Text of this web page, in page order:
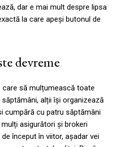
dar e mai mult despre lipsa
la care apeși butonul de
devreme
care să mulțumească toate
alții își organizează
cumpără cu patru săptămâni
asigurători și brokeri
început în viitor, așadar vei